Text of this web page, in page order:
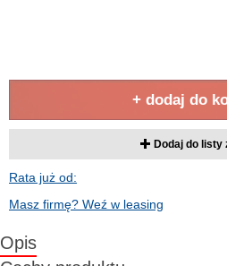
+ dodaj do
Dodaj do listy
Rata już od:
Masz firmę? Weź w leasing
Opis